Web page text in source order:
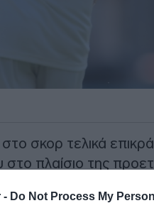
- Do Not Process My
σκορ τελικά
πλαίσιο της
στοιχεία στο